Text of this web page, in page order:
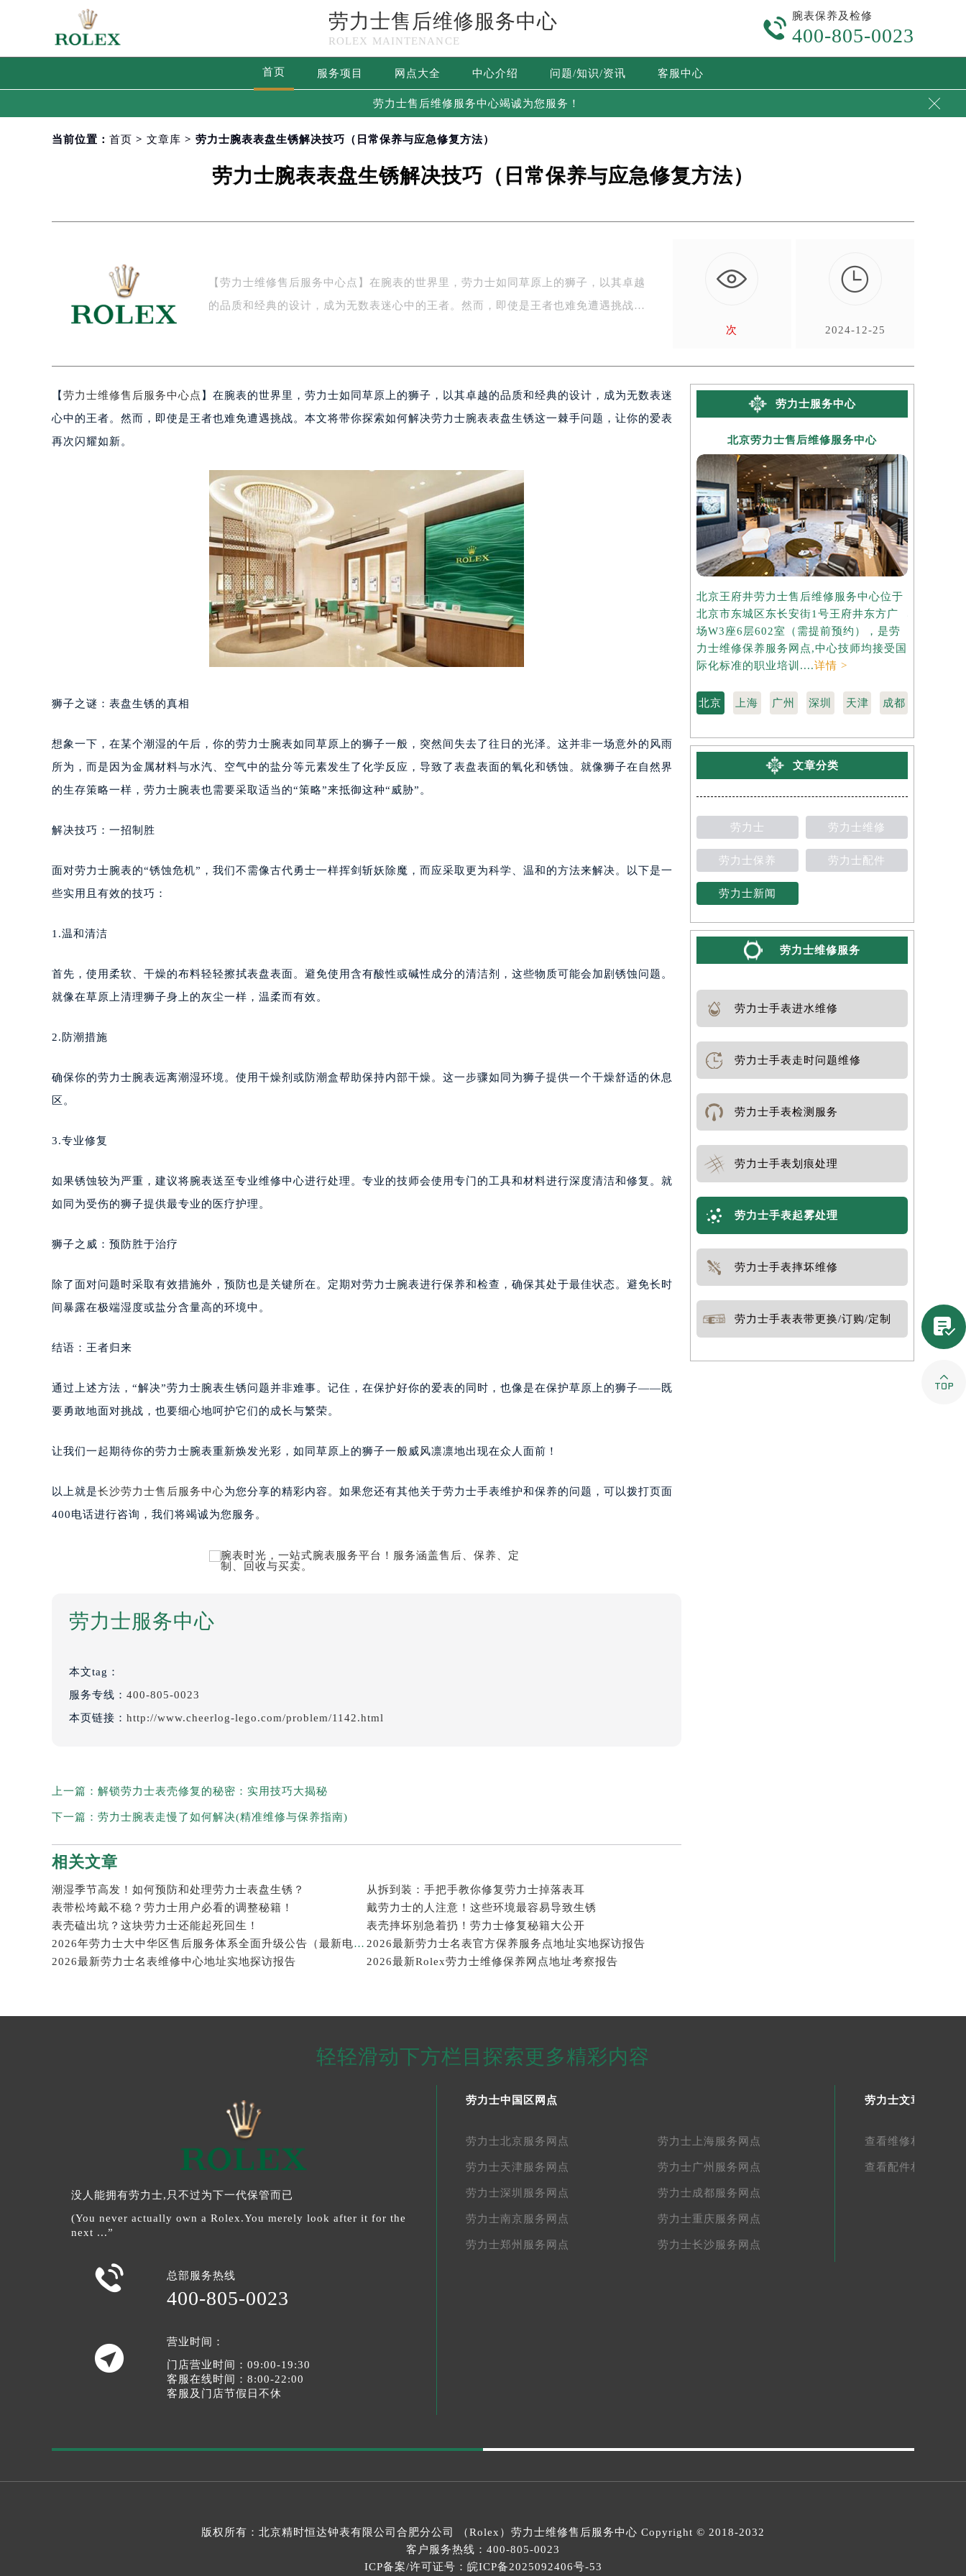
劳力士售后维修服务中心
ROLEX MAINTENANCE

腕表保养及检修
400-805-0023
首页 服务项目 网点大全 中心介绍 问题/知识/资讯 客服中心
劳力士售后维修服务中心竭诚为您服务！ 
当前位置： 首页 > 文章库 > 劳力士腕表表盘生锈解决技巧（日常保养与应急修复方法）
劳力士腕表表盘生锈解决技巧（日常保养与应急修复方法）
【劳力士维修售后服务中心点】在腕表的世界里，劳力士如同草原上的狮子，以其卓越
的品质和经典的设计，成为无数表迷心中的王者。然而，即使是王者也难免遭遇挑战…
次

2024-12-25
【 劳力士维修售后服务中心点 】在腕表的世界里，劳力士如同草原上的狮子，以其卓越的品质和经典的设计，成为无数表迷
心中的王者。然而，即使是王者也难免遭遇挑战。本文将带你探索如何解决劳力士腕表表盘生锈这一棘手问题，让你的爱表
再次闪耀如新。
狮子之谜：表盘生锈的真相
想象一下，在某个潮湿的午后，你的劳力士腕表如同草原上的狮子一般，突然间失去了往日的光泽。这并非一场意外的风雨
所为，而是因为金属材料与水汽、空气中的盐分等元素发生了化学反应，导致了表盘表面的氧化和锈蚀。就像狮子在自然界
的生存策略一样，劳力士腕表也需要采取适当的“策略”来抵御这种“威胁”。
解决技巧：一招制胜
面对劳力士腕表的“锈蚀危机”，我们不需像古代勇士一样挥剑斩妖除魔，而应采取更为科学、温和的方法来解决。以下是一
些实用且有效的技巧：
1.温和清洁
首先，使用柔软、干燥的布料轻轻擦拭表盘表面。避免使用含有酸性或碱性成分的清洁剂，这些物质可能会加剧锈蚀问题。
就像在草原上清理狮子身上的灰尘一样，温柔而有效。
2.防潮措施
确保你的劳力士腕表远离潮湿环境。使用干燥剂或防潮盒帮助保持内部干燥。这一步骤如同为狮子提供一个干燥舒适的休息
区。
3.专业修复
如果锈蚀较为严重，建议将腕表送至专业维修中心进行处理。专业的技师会使用专门的工具和材料进行深度清洁和修复。就
如同为受伤的狮子提供最专业的医疗护理。
狮子之威：预防胜于治疗
除了面对问题时采取有效措施外，预防也是关键所在。定期对劳力士腕表进行保养和检查，确保其处于最佳状态。避免长时
间暴露在极端湿度或盐分含量高的环境中。
结语：王者归来
通过上述方法，“解决”劳力士腕表生锈问题并非难事。记住，在保护好你的爱表的同时，也像是在保护草原上的狮子——既
要勇敢地面对挑战，也要细心地呵护它们的成长与繁荣。
让我们一起期待你的劳力士腕表重新焕发光彩，如同草原上的狮子一般威风凛凛地出现在众人面前！
以上就是长沙劳力士售后服务中心为您分享的精彩内容。如果您还有其他关于劳力士手表维护和保养的问题，可以拨打页面
400电话进行咨询，我们将竭诚为您服务。
劳力士服务中心
本文tag：
服务专线： 400-805-0023
本页链接： http://www.cheerlog-lego.com/problem/1142.html
上一篇： 解锁劳力士表壳修复的秘密：实用技巧大揭秘
下一篇： 劳力士腕表走慢了如何解决(精准维修与保养指南)
相关文章
潮湿季节高发！如何预防和处理劳力士表盘生锈？
从拆到装：手把手教你修复劳力士掉落表耳
表带松垮戴不稳？劳力士用户必看的调整秘籍！
戴劳力士的人注意！这些环境最容易导致生锈
表壳磕出坑？这块劳力士还能起死回生！
表壳摔坏别急着扔！劳力士修复秘籍大公开
2026年劳力士大中华区售后服务体系全面升级公告（最新电话及地址） 2026最新劳力士名表官方保养服务点地址实地探访报告
2026最新劳力士名表维修中心地址实地探访报告
2026最新Rolex劳力士维修保养网点地址考察报告
劳力士服务中心
北京劳力士售后维修服务中心
北京王府井劳力士售后维修服务中心位于
北京市东城区东长安街1号王府井东方广
场W3座6层602室（需提前预约），是劳
力士维修保养服务网点,中心技师均接受国
际化标准的职业培训....详情 >
北京 上海 广州 深圳 天津 成都
文章分类
劳力士 劳力士维修
劳力士保养 劳力士配件
劳力士新闻
劳力士维修服务
劳力士手表进水维修
劳力士手表走时问题维修
劳力士手表检测服务
劳力士手表划痕处理
劳力士手表起雾处理
劳力士手表摔坏维修
劳力士手表表带更换/订购/定制
轻轻滑动下方栏目探索更多精彩内容
没人能拥有劳力士,只不过为下一代保管而已
(You never actually own a Rolex.You merely look after it for the
next ...”
 总部服务热线
400-805-0023

营业时间：
门店营业时间：09:00-19:30
客服在线时间：8:00-22:00
客服及门店节假日不休
劳力士中国区网点
劳力士北京服务网点 劳力士上海服务网点
劳力士天津服务网点 劳力士广州服务网点
劳力士深圳服务网点 劳力士成都服务网点
劳力士南京服务网点 劳力士重庆服务网点
劳力士郑州服务网点 劳力士长沙服务网点
劳力士文章库
查看维修相关文章
查看配件相关文章
版权所有：北京精时恒达钟表有限公司合肥分公司 （Rolex） 劳力士维修售后服务中心 Copyright © 2018-2032
客户服务热线： 400-805-0023
ICP备案/许可证号：皖ICP备2025092406号-53

